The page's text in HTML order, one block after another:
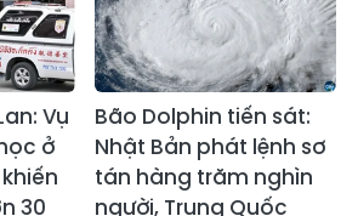
Vụ
ở
30
Bão Dolphin tiến sát:
Nhật Bản phát lệnh sơ
tán hàng trăm nghìn
người, Trung Quốc